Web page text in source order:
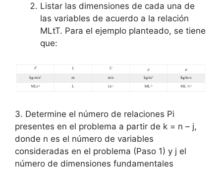
Listar las dimensiones de cada una de
las variables de acuerdo a la relación
MLtT. Para el ejemplo planteado, se tiene
que:
3. Determine el número de relaciones Pi
presentes en el problema a partir de k = n – j,
donde n es el número de variables
consideradas en el problema (Paso 1) y j el
número de dimensiones fundamentales